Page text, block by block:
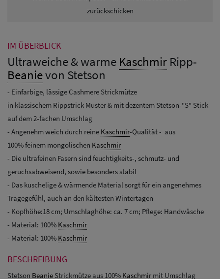
zurückschicken
IM ÜBERBLICK
Ultraweiche & warme Kaschmir Ripp-
Beanievon Stetson
- Einfarbige, lässige Cashmere Strickmütze
in klassischem Rippstrick Muster & mit dezentem Stetson-"S" Stick
auf dem 2-fachen Umschlag
- Angenehm weich durch reine Kaschmir-Qualität - aus
100% feinem mongolischen Kaschmir
- Die ultrafeinen Fasern sind feuchtigkeits-, schmutz- und
geruchsabweisend, sowie besonders stabil
- Das kuschelige & wärmende Material sorgt für ein angenehmes
Tragegefühl, auch an den kältesten Wintertagen
- Kopfhöhe:18 cm; Umschlaghöhe: ca. 7 cm; Pflege: Handwäsche
- Material: 100% Kaschmir
- Material: 100% Kaschmir
BESCHREIBUNG
Stetson Beanie Strickmütze aus 100% Kaschmir mit Umschlag